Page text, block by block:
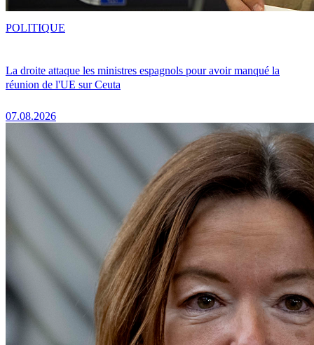
La droite attaque les ministres espagnols pour avoir manqué la
réunion de l'UE sur Ceuta
07.08.2026
POLITIQUE